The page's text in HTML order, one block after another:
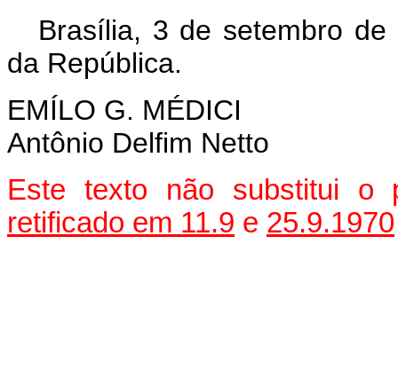
Brasília, 3 de setembro de
da República.
EMÍLO G. MÉDICI
Antônio Delfim Netto
Este texto não substitui o
retificado em 11.9 e 25.9.1970